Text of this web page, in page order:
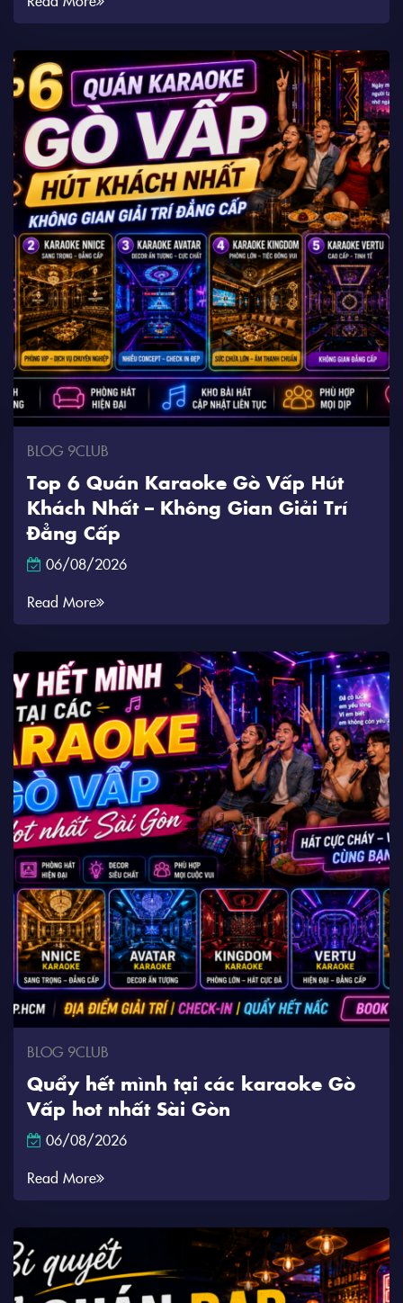
BLOG 9CLUB
Top 6 Quán Karaoke Gò Vấp Hút
Khách Nhất – Không Gian Giải Trí
Đẳng Cấp
06/08/2026
Read More
BLOG 9CLUB
Quẩy hết mình tại các karaoke Gò
Vấp hot nhất Sài Gòn
06/08/2026
Read More